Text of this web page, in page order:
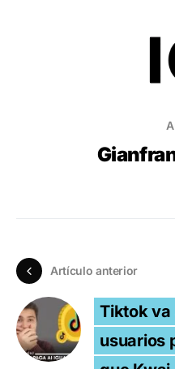
Artículo anterior
Tiktok va
usuarios